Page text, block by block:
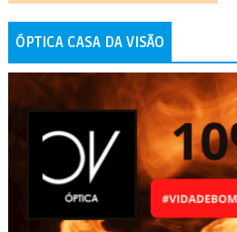
ÓPTICA CASA DA VISÃO